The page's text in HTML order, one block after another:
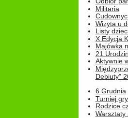
Militaria
Wizyta u
Listy
X Edycja
Majówka
21
Aktywnie
Debiuty”
6 Grudnia
Turniej
Rodzice
Warsztaty